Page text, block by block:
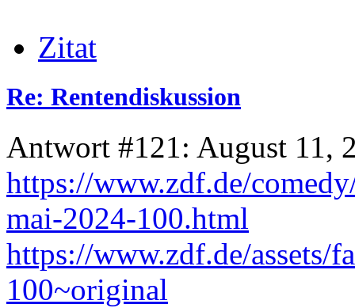
Zitat
Re: Rentendiskussion
Antwort #121: August 11,
https://www.zdf.de/
mai-2024-100.html
https://www.zdf.de/assets/
100~original